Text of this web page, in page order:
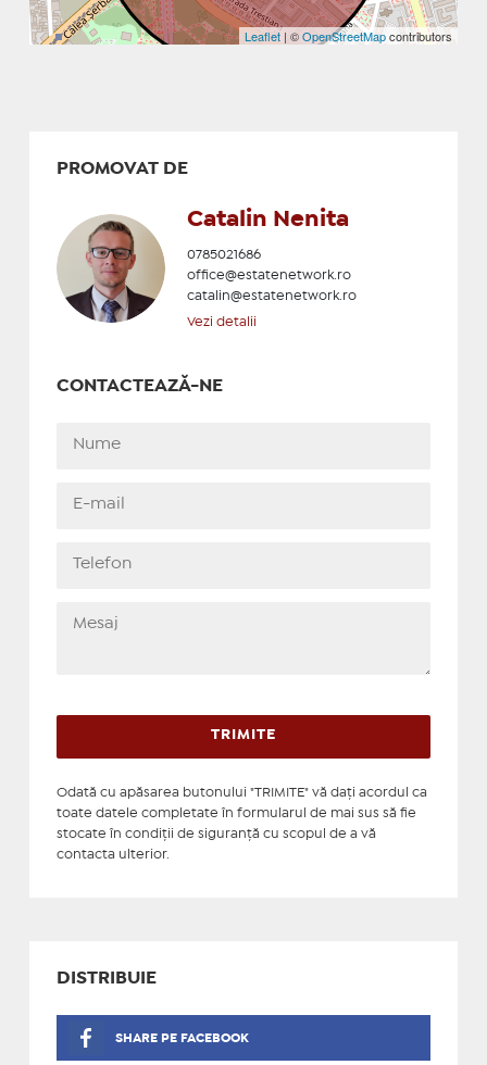
Leaflet| ©OpenStreetMapcontributors
PROMOVAT DE
Catalin Nenita
0785021686
office@estatenetwork.ro
catalin@estatenetwork.ro
Vezi detalii
CONTACTEAZĂ-NE
Odată cu apăsarea butonului "TRIMITE" vă daţi acordul ca
toate datele completate în formularul de mai sus să fie
stocate în condiţii de siguranţă cu scopul de a vă
contacta ulterior.
DISTRIBUIE
SHARE PE FACEBOOK